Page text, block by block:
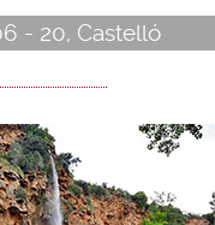
- 20, Castelló